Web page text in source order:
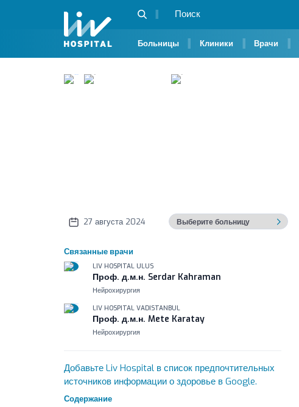
Больницы Клиники Врачи
27 августа 2024
Связанные врачи
LIV HOSPITAL ULUS
Проф. д.м.н. Serdar Kahraman
Нейрохирургия
LIV HOSPITAL VADISTANBUL
Проф. д.м.н. Mete Karatay
Нейрохирургия
Добавьте Liv Hospital в список предпочтительных
источников информации о здоровье в Google.
Содержание